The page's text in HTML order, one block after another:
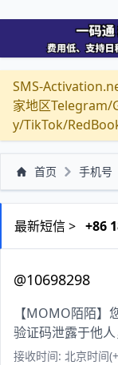
SMS-
家地区
y/TikTok/
首页 手机号
最新短信 > +86
@10698298
【MOMO陌陌】
验证码泄露于他人
接收时间: 北京时间